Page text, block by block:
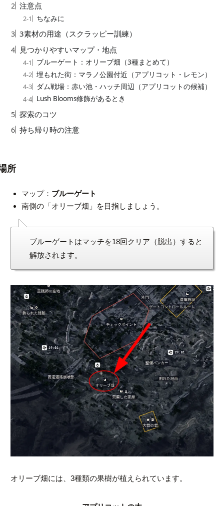
注意点
ちなみに
3素材の用途（スクラッピー訓練）
見つかりやすいマップ・地点
ブルーゲート：オリーブ畑（3種まとめて）
埋もれた街：マラノ公園付近（アプリコット・レモン）
ダム戦場：赤い池・ハッチ周辺（アプリコットの候補）
Lush Blooms修飾があるとき
探索のコツ
持ち帰り時の注意
所
マップ： ブルーゲート
南側の「オリーブ畑」を目指しましょう。
ブルーゲートはマッチを18回クリア（脱出）すると
解放されます。
オリーブ畑には、3種類の果樹が植えられています。